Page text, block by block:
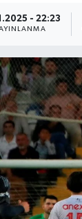
- 22:23